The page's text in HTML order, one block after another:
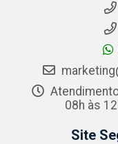
08h às
Site